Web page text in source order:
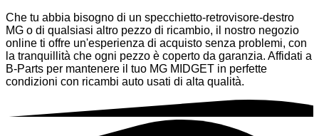
Che tu abbia bisogno di un specchietto-retrovisore-destro
MG o di qualsiasi altro pezzo di ricambio, il nostro negozio
online ti offre un'esperienza di acquisto senza problemi, con
la tranquillità che ogni pezzo è coperto da garanzia. Affidati a
B-Parts per mantenere il tuo MG MIDGET in perfette
condizioni con ricambi auto usati di alta qualità.